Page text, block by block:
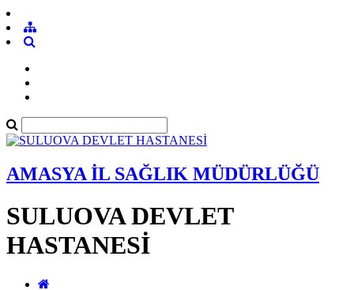
AMASYA İL SAĞLIK MÜDÜRLÜĞÜ
SULUOVA DEVLET
HASTANESİ